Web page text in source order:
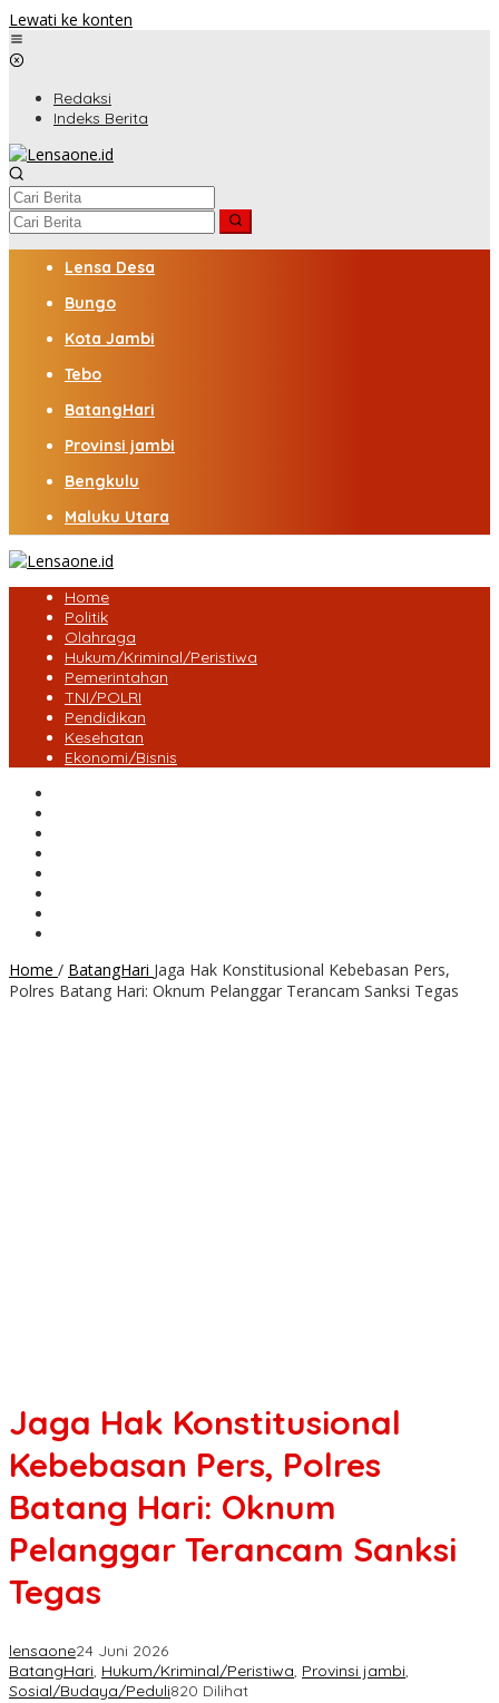
Lewati ke konten
Redaksi
Indeks Berita
Lensa Desa
Bungo
Kota Jambi
Tebo
BatangHari
Provinsi jambi
Bengkulu
Maluku Utara
Home
Politik
Olahraga
Hukum/Kriminal/Peristiwa
Pemerintahan
TNI/POLRI
Pendidikan
Kesehatan
Ekonomi/Bisnis
Home / BatangHari Jaga Hak Konstitusional Kebebasan Pers,
Polres Batang Hari: Oknum Pelanggar Terancam Sanksi Tegas
Jaga Hak Konstitusional
Kebebasan Pers, Polres
Batang Hari: Oknum
Pelanggar Terancam Sanksi
Tegas
lensaone24 Juni 2026
BatangHari, Hukum/Kriminal/Peristiwa, Provinsi jambi,
Sosial/Budaya/Peduli820 Dilihat